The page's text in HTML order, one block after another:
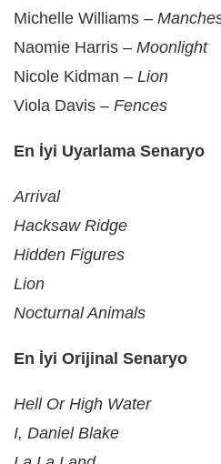
Michelle Williams –
Naomie Harris – Moonlight
Nicole Kidman – Lion
Viola Davis – Fences
En İyi Uyarlama Senaryo
Arrival
Hacksaw Ridge
Hidden Figures
Lion
Nocturnal Animals
En İyi Orijinal Senaryo
Hell Or High Water
I, Daniel Blake